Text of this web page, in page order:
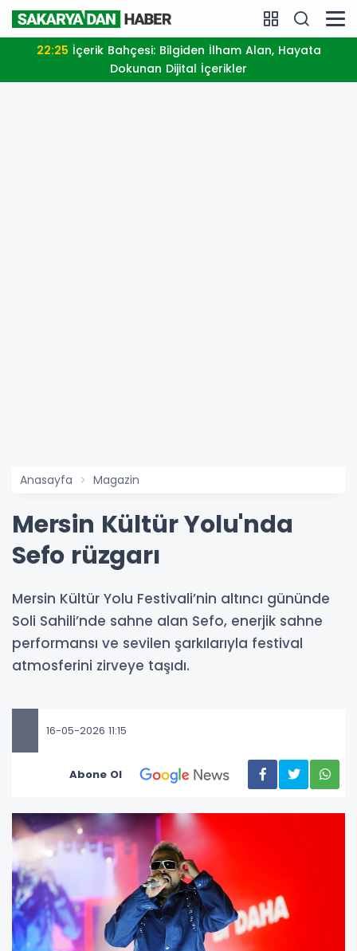
22:25
Dokunan Dijital İçerikler
Anasayfa Magazin
Mersin Kültür Yolu'nda
Sefo rüzgarı
Mersin Kültür Yolu Festivali’nin altıncı gününde
Soli Sahili’nde sahne alan Sefo, enerjik sahne
performansı ve sevilen şarkılarıyla festival
atmosferini zirveye taşıdı.
16-05-2026 11:15
Abone Ol